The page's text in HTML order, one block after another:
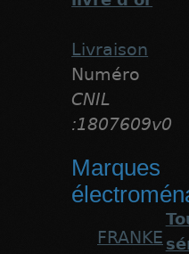
Livraison
Numéro
CNIL
:1807609v0
Marques
FRANKE